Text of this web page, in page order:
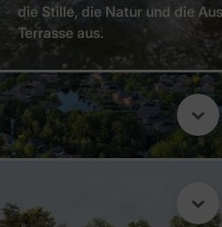
die Stille, die Natur und die
Terrasse aus.